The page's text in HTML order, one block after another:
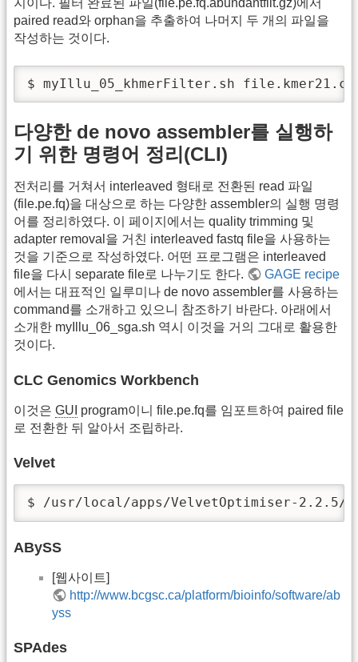
지이다. 필터 완료된 파일(file.pe.fq.abundantfilt.gz)에서
paired read와 orphan을 추출하여 나머지 두 개의 파일을
작성하는 것이다.
$ myIllu_05_khmerFilter.sh
다양한 de novo assembler를 실행하
기 위한 명령어 정리(CLI)
전처리를 거쳐서 interleaved 형태로 전환된 read 파일
(file.pe.fq)을 대상으로 하는 다양한 assembler의 실행 명령
어를 정리하였다. 이 페이지에서는 quality trimming 및
adapter removal을 거친 interleaved fastq file을 사용하는
것을 기준으로 작성하였다. 어떤 프로그램은 interleaved
file을 다시 separate file로 나누기도 한다.
GAGE recipe
에서는 대표적인 일루미나 de novo assembler를 사용하는
command를 소개하고 있으니 참조하기 바란다. 아래에서
소개한 myIllu_06_sga.sh 역시 이것을 거의 그대로 활용한
것이다.
CLC Genomics Workbench
이것은 GUI program이니 file.pe.fq를 임포트하여 paired file
로 전환한 뒤 알아서 조립하라.
Velvet
$ /usr/local/apps/VelvetOptimiser-2.2.5/
ABySS
[웹사이트]
http://www.bcgsc.ca/platform/bioinfo/software/ab
yss
SPAdes